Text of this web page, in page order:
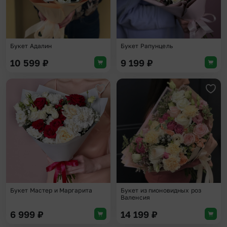
Букет Адалин
10 599 ₽
Букет Рапунцель
9 199 ₽
Добавить в избранное
Букет Мастер и Маргарита
6 999 ₽
Букет из пионовидных роз
Валенсия
14 199 ₽